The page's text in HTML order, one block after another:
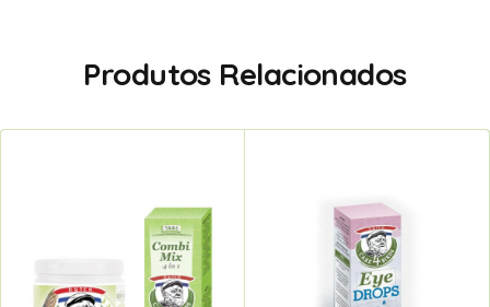
Produtos Relacionados